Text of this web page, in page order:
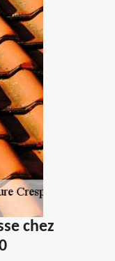
chez